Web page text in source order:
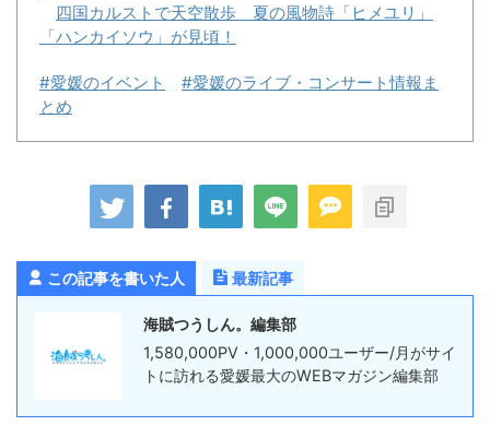
四国カルストで天空散歩 夏の風物詩「ヒメユリ」
「ハンカイソウ」が見頃！
#愛媛のイベント
#愛媛のライブ・コンサート情報ま
とめ
この記事を書いた人 最新記事
海賊つうしん。編集部
1,580,000PV・1,000,000ユーザー/月がサイ
トに訪れる愛媛最大のWEBマガジン編集部